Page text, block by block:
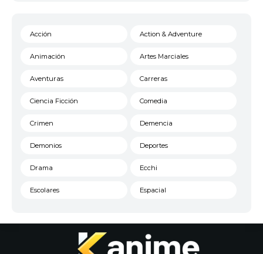
Acción Action & Adventure
Animación Artes Marciales
Aventuras Carreras
Ciencia Ficción Comedia
Crimen Demencia
Demonios Deportes
Drama Ecchi
Escolares Espacial
Historico